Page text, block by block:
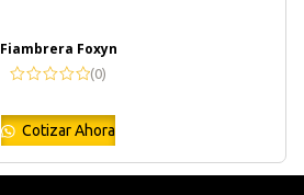
Fiambrera Foxyn
(0)
Cotizar Ahora